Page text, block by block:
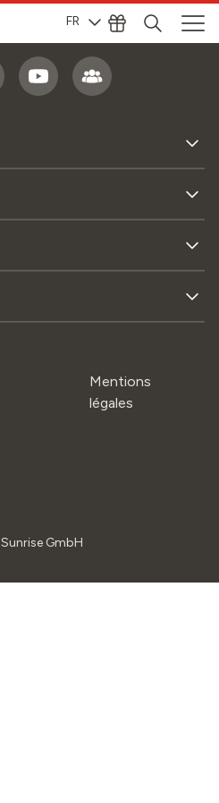
FR
Mentions
légales
Sunrise GmbH